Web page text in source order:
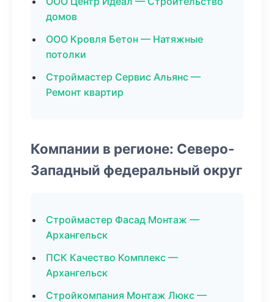
домов
ООО Кровля Бетон — Натяжные
потолки
Строймастер Сервис Альянс —
Ремонт квартир
Компании в регионе: Северо-
Западный федеральный округ
Строймастер Фасад Монтаж —
Архангельск
ПСК Качество Комплекс —
Архангельск
Стройкомпания Монтаж Люкс —